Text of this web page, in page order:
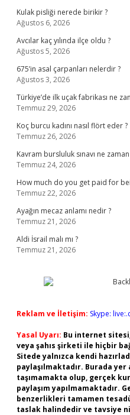
Kulak pisliği nerede birikir ?
Ağustos 6, 2026
Avcılar kaç yılında ilçe oldu ?
Ağustos 5, 2026
675’in asal çarpanları nelerdir ?
Ağustos 3, 2026
Türkiye’de ilk uçak fabrikası ne
Temmuz 29, 2026
Koç burcu kadını nasıl flört eder ?
Temmuz 26, 2026
Kavram bursluluk sınavı ne zaman
Temmuz 24, 2026
How much do you get paid for
Temmuz 22, 2026
Ayağın mecaz anlamı nedir ?
Temmuz 21, 2026
Aldi İsrail malı mı ?
Temmuz 21, 2026
Reklam ve İletişim: Skype:
Yasal Uyarı: Bu internet
veya şahıs şirketi ile hiçbir
Sitede yalnızca kendi
paylaşılmaktadır. Burada
taşımamakta olup, gerçek
paylaşım yapılmamaktadır.
benzerlikleri tamamen
taslak halindedir ve tavsiye